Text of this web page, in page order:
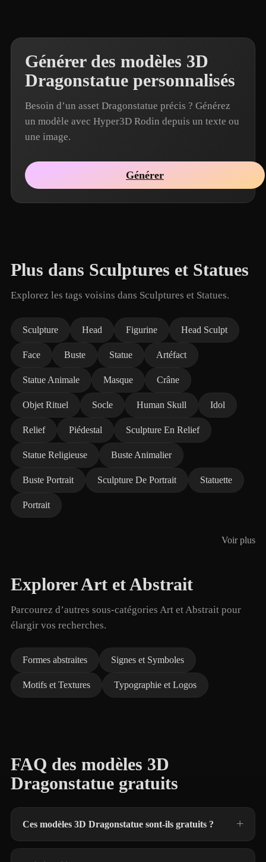
Générer des modèles 3D
Dragonstatue personnalisés
Besoin d’un asset Dragonstatue précis ? Générez
un modèle avec Hyper3D Rodin depuis un texte ou
une image.
Générer
Plus dans Sculptures et Statues
Explorez les tags voisins dans Sculptures et Statues.
Sculpture Head Figurine Head Sculpt
Face Buste Statue Artéfact
Statue Animale Masque Crâne
Objet Rituel Socle Human Skull Idol
Relief Piédestal Sculpture En Relief
Statue Religieuse Buste Animalier
Buste Portrait Sculpture De Portrait Statuette
Portrait
Voir plus
Explorer Art et Abstrait
Parcourez d’autres sous-catégories Art et Abstrait pour
élargir vos recherches.
Formes abstraites Signes et Symboles
Motifs et Textures Typographie et Logos
FAQ des modèles 3D
Dragonstatue gratuits
Ces modèles 3D Dragonstatue sont-ils gratuits ?